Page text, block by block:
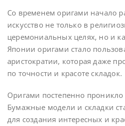
Со временем оригами начало
искусство не только в
церемониальных целях, но и
Японии оригами стало
аристократии, которая даже
по точности и красоте складок.
Оригами постепенно
Бумажные модели и складки
для создания интересных и